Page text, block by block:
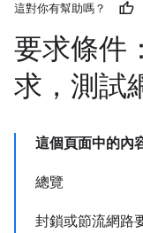
這對你有幫助嗎？
要求條件
求，測試
這個頁面中的內
總覽
封鎖或節流網路